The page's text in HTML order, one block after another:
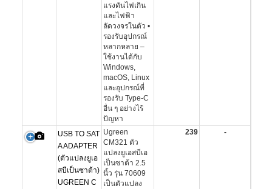
แรงดันไฟเกิน
และไฟฟ้า
ลัดวงจรในตัว •
รองรับอุปกรณ์
หลากหลาย –
ใช้งานได้กับ
Windows,
macOS, Linux
และอุปกรณ์ที่
รองรับ Type-C
อื่น ๆ อย่างไร้
ปัญหา
USB TO SAT
A ADAPTER
(ตัวแปลงยูเอ
สบีเป็นซาต้า)
UGREEN C
Ugreen
CM321 ตัว
แปลงยูเอสบีเอ
เป็นซาต้า 2.5
นิ้ว รุ่น 70609
เป็นตัวแปลง
239 -